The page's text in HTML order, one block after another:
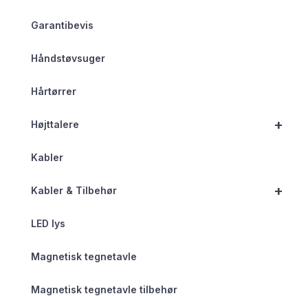
Garantibevis
Håndstøvsuger
Hårtørrer
+
Højttalere
Kabler
+
Kabler & Tilbehør
LED lys
Magnetisk tegnetavle
Magnetisk tegnetavle tilbehør